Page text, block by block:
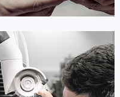
贝亚特·布兰奇
资深万宝龙技师
是万宝龙售后服务中心
(万宝龙保养维修中心)
的高级技师之一